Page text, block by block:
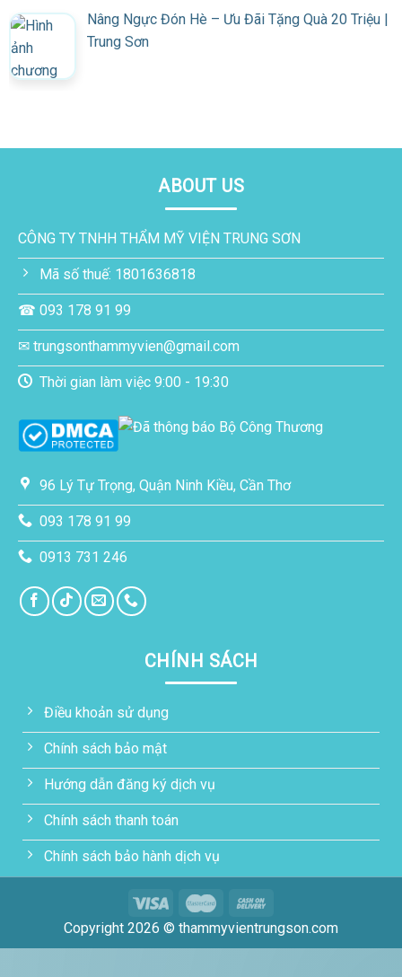
Nâng Ngực Đón Hè – Ưu Đãi Tặng Quà 20 Triệu |
Trung Sơn
ABOUT US
CÔNG TY TNHH THẨM MỸ VIỆN TRUNG SƠN
Mã số thuế: 1801636818
☎ 093 178 91 99
✉ trungsonthammyvien@gmail.com
Thời gian làm việc 9:00 - 19:30
96 Lý Tự Trọng, Quận Ninh Kiều, Cần Thơ
093 178 91 99
0913 731 246
CHÍNH SÁCH
Điều khoản sử dụng
Chính sách bảo mật
Hướng dẫn đăng ký dịch vụ
Chính sách thanh toán
Chính sách bảo hành dịch vụ
Copyright 2026 © thammyvientrungson.com